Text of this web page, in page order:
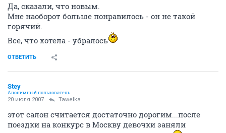
Да, сказали, что новым.
Мне наоборот больше понравилось - он не такой
горячий.
Все, что хотела - убралось
ОТВЕТИТЬ
Stey
Анонимный пользователь
20 июля 2007 Tawelka
этот салон считается достаточно дорогим...после
поездки на конкурс в Москву девочки заняли